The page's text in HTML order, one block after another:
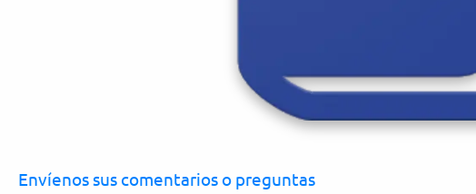
Envíenos sus comentarios o preguntas